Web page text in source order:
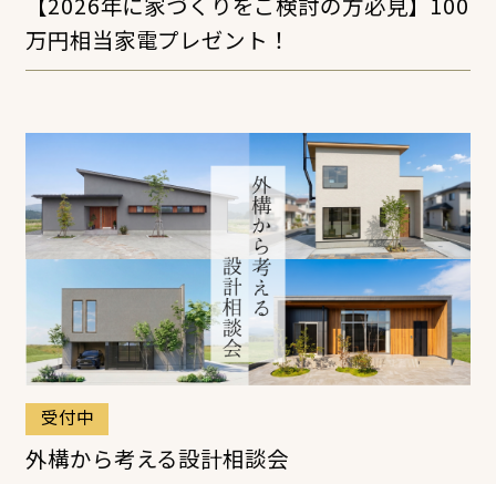
万円相当家電プレゼント！
受付中
外構から考える設計相談会